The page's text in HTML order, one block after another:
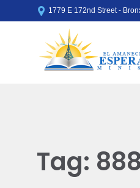
 1779 E 172nd Street -
Tag: 888